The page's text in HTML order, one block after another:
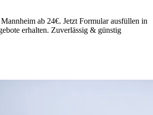
ab 24€. Jetzt Formular ausfüllen in
erhalten. Zuverlässig & günstig